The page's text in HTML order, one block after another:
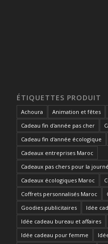
ÉTIQUETTES PRODUIT
Achoura Animation et fêtes
Cadeau fin d'année pas cher
Cadeau fin d'année écologique
Cadeaux entreprises Maroc
Cadeaux pas chers pour la
Cadeaux écologiques Maroc
Coffrets personnalisés Maroc
Goodies publicitaires
Idée
Idée cadeau bureau et affaires
Idée cadeau pour femme